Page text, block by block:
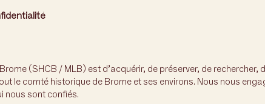
(SHCB / MLB) est d’acquérir, de préserver, de rechercher,
le comté historique de Brome et ses environs. Nous nous
nous sont confiés.